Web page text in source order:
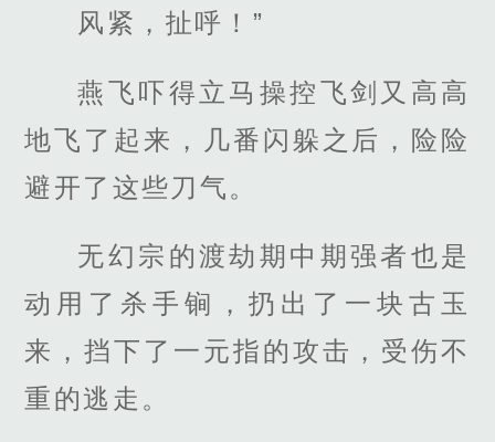
风紧，扯呼！”
燕飞吓得立马操控飞剑又高高
地飞了起来，几番闪躲之后，险险
避开了这些刀气。
无幻宗的渡劫期中期强者也是
动用了杀手锏，扔出了一块古玉
来，挡下了一元指的攻击，受伤不
重的逃走。